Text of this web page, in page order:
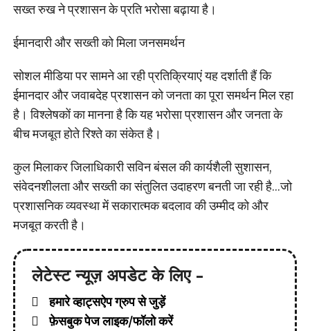
सख्त रुख ने प्रशासन के प्रति भरोसा बढ़ाया है।
ईमानदारी और सख्ती को मिला जनसमर्थन
सोशल मीडिया पर सामने आ रही प्रतिक्रियाएं यह दर्शाती हैं कि
ईमानदार और जवाबदेह प्रशासन को जनता का पूरा समर्थन मिल रहा
है। विश्लेषकों का मानना है कि यह भरोसा प्रशासन और जनता के
बीच मजबूत होते रिश्ते का संकेत है।
कुल मिलाकर जिलाधिकारी सविन बंसल की कार्यशैली सुशासन,
संवेदनशीलता और सख्ती का संतुलित उदाहरण बनती जा रही है…जो
प्रशासनिक व्यवस्था में सकारात्मक बदलाव की उम्मीद को और
मजबूत करती है।
लेटेस्ट न्यूज़ अपडेट के लिए -
हमारे व्हाट्सऐप ग्रुप से जुड़ें
फ़ेसबुक पेज लाइक/फॉलो करें